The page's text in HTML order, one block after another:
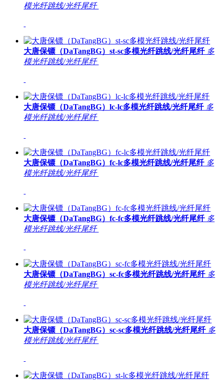
模光纤跳线/光纤尾纤
大唐保镖（DaTangBG）st-sc多模光纤跳线/光纤尾纤 多
模光纤跳线/光纤尾纤
大唐保镖（DaTangBG）lc-lc多模光纤跳线/光纤尾纤 多
模光纤跳线/光纤尾纤
大唐保镖（DaTangBG）fc-lc多模光纤跳线/光纤尾纤 多
模光纤跳线/光纤尾纤
大唐保镖（DaTangBG）fc-fc多模光纤跳线/光纤尾纤 多
模光纤跳线/光纤尾纤
大唐保镖（DaTangBG）sc-fc多模光纤跳线/光纤尾纤 多
模光纤跳线/光纤尾纤
大唐保镖（DaTangBG）sc-sc多模光纤跳线/光纤尾纤 多
模光纤跳线/光纤尾纤